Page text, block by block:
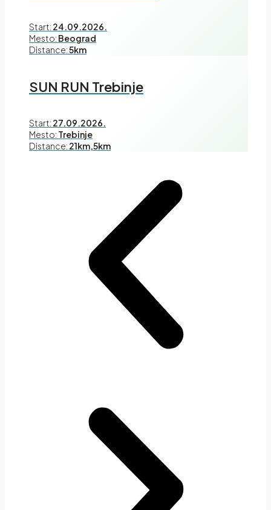
Start: 24.09.2026.
Mesto: Beograd
Distance:5km
SUN RUN Trebinje
Start: 27.09.2026.
Mesto: Trebinje
Distance: 21km,5km